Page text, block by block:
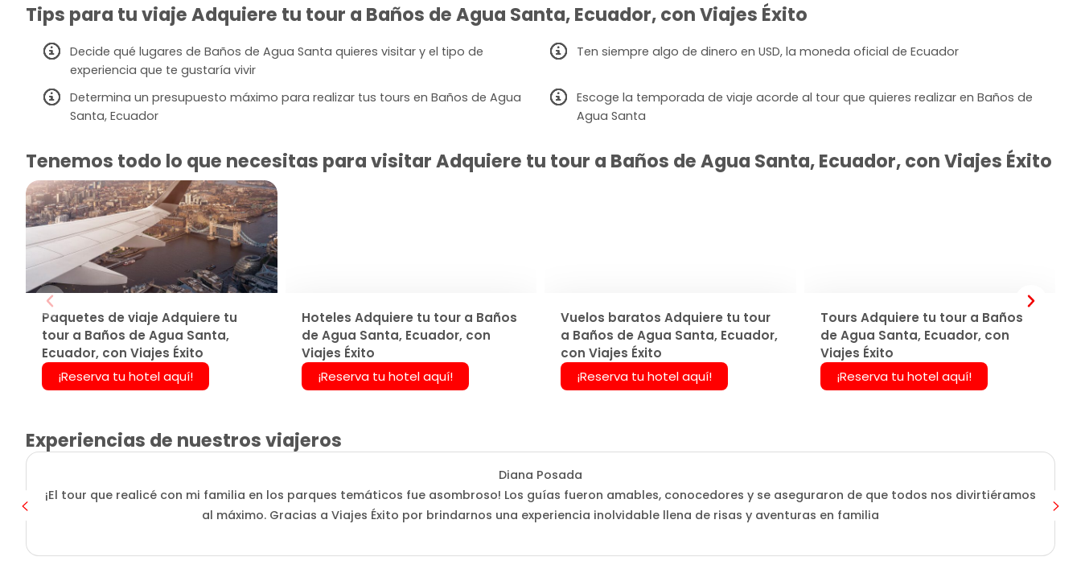
Tips para tu viaje Adquiere tu tour a Baños de Agua Santa, Ecuador, con Viajes Éxito
Decide qué lugares de Baños de Agua Santa quieres visitar y el tipo de
experiencia que te gustaría vivir
Ten siempre algo de dinero en USD, la moneda oficial de Ecuador
Determina un presupuesto máximo para realizar tus tours en Baños de Agua
Santa, Ecuador
Escoge la temporada de viaje acorde al tour que quieres realizar en Baños de
Agua Santa
Tenemos todo lo que necesitas para visitar Adquiere tu tour a Baños de Agua Santa, Ecuador, con Viajes Éxito
Paquetes de viaje Adquiere tu
tour a Baños de Agua Santa,
Ecuador, con Viajes Éxito
¡Reserva tu hotel aquí!
Hoteles Adquiere tu tour a Baños
de Agua Santa, Ecuador, con
Viajes Éxito
¡Reserva tu hotel aquí!
Vuelos baratos Adquiere tu tour
a Baños de Agua Santa, Ecuador,
con Viajes Éxito
¡Reserva tu hotel aquí!
Tours Adquiere tu tour a Baños
de Agua Santa, Ecuador, con
Viajes Éxito
¡Reserva tu hotel aquí!
Experiencias de nuestros viajeros
Diana Posada
¡El tour que realicé con mi familia en los parques temáticos fue asombroso! Los guías fueron amables, conocedores y se aseguraron de que todos nos divirtiéramos
al máximo. Gracias a Viajes Éxito por brindarnos una experiencia inolvidable llena de risas y aventuras en familia